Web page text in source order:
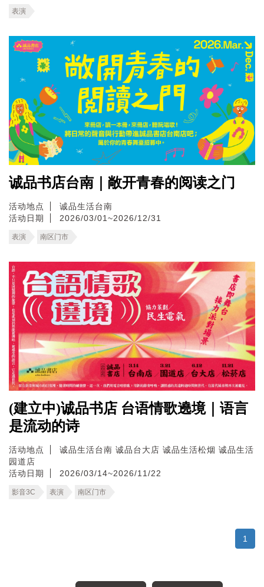
表演
诚品书店台南｜敞开青春的阅读之门
活动地点
诚品生活台南
活动日期
2026/03/01~2026/12/31
表演 南区门市
(建立中)诚品书店 台语情歌遶境｜语言
是流动的诗
活动地点 诚品生活台南 诚品台大店 诚品生活松烟 诚品生活
园道店
活动日期
2026/03/14~2026/11/22
影音3C 表演 南区门市
1